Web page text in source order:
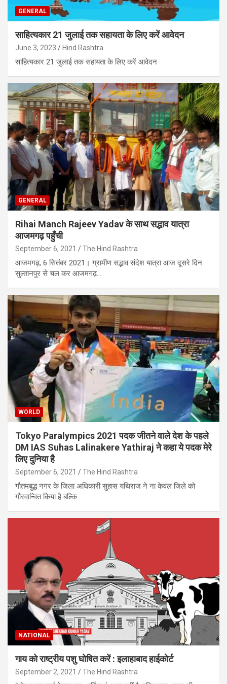
GENERAL
साहित्यकार 21 जुलाई तक सहायता के लिए करें आवेदन
June 3, 2023 Hind Rashtra
साहित्यकार 21 जुलाई तक सहायता के लिए करें आवेदन
GENERAL
Rihai Manch Rajeev Yadav के साथ सद्भाव यात्रा
आजमगढ़ पहुँची
September 6, 2021 The Hind Rashtra
आजमगढ़, 6 सितंबर 2021। ग्रामीण सद्भाव संदेश यात्रा आज दूसरे दिन
सुल्तानपुर से चल कर आजमगढ़…
WORLD
Tokyo Paralympics 2021 पदक जीतने वाले देश के पहले
DM IAS Suhas Lalinakere Yathiraj ने कहा ये पदक मेरे
लिए दुनिया है
September 6, 2021 The Hind Rashtra
गौतमबुद्ध नगर के जिला अधिकारी सुहास यथिराज ने ना केवल जिले को
गौरवान्वित किया है बल्कि…
NATIONAL
गाय को राष्ट्रीय पशु घोषित करें : इलाहाबाद हाईकोर्ट
September 2, 2021 The Hind Rashtra